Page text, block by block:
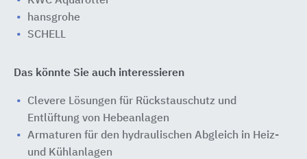
hansgrohe
SCHELL
Das könnte Sie auch interessieren
Clevere Lösungen für Rückstauschutz und
Entlüftung von Hebeanlagen
Armaturen für den hydraulischen Abgleich in Heiz-
und Kühlanlagen